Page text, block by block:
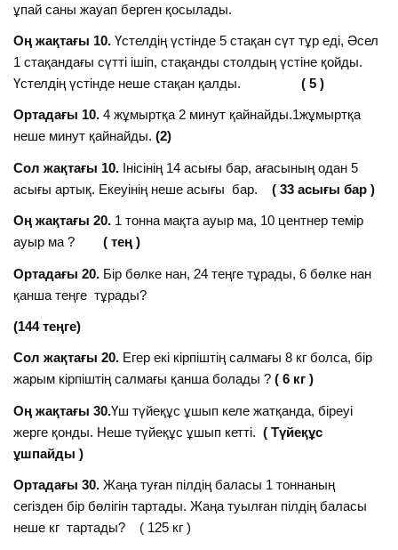
ұпай саны жауап берген қосылады.
Оң жақтағы 10. Үстелдің үстінде 5 стақан сүт тұр еді, Әсел
1 стақандағы сүтті ішіп, стақанды столдың үстіне қойды.
Үстелдің үстінде неше стақан қалды.( 5 )
Ортадағы 10.4 жұмыртқа 2 минут қайнайды.1жұмыртқа
неше минут қайнайды.(2)
Сол жақтағы 10. Інісінің 14 асығы бар, ағасының одан 5
асығы артық. Екеуінің неше асығы бар.( 33 асығы бар )
Оң жақтағы 20. 1 тонна мақта ауыр ма, 10 центнер темір
ауыр ма ?( тең )
Ортадағы 20. Бір бөлке нан, 24 теңге тұрады, 6 бөлке нан
қанша теңге тұрады?
(144 теңге)
Сол жақтағы 20. Егер екі кірпіштің салмағы 8 кг болса, бір
жарым кірпіштің салмағы қанша болады ?( 6 кг )
Оң жақтағы 30.Үш түйеқұс ұшып келе жатқанда, біреуі
жерге қонды. Неше түйеқұс ұшып кетті.( Түйеқұс
ұшпайды )
Ортадағы 30. Жаңа туған пілдің баласы 1 тоннаның
сегізден бір бөлігін тартады. Жаңа туылған пілдің баласы
неше кг тартады? ( 125 кг )